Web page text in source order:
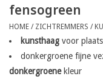
Solar
fensogreen
HOME / ZICHTREMMERS /
kunsthaag voor
donkergroene fijne
donkergroenekleur